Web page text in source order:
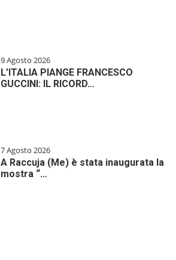
9 Agosto 2026
L’ITALIA PIANGE FRANCESCO
GUCCINI: IL RICORD…
7 Agosto 2026
A Raccuja (Me) è stata inaugurata la
mostra “…